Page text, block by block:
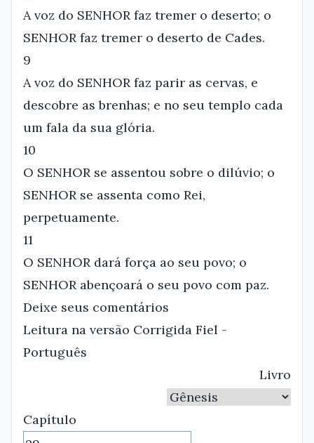
A voz do SENHOR faz tremer o deserto; o
SENHOR faz tremer o deserto de Cades.
9
A voz do SENHOR faz parir as cervas, e
descobre as brenhas; e no seu templo cada
um fala da sua glória.
10
O SENHOR se assentou sobre o dilúvio; o
SENHOR se assenta como Rei,
perpetuamente.
11
O SENHOR dará força ao seu povo; o
SENHOR abençoará o seu povo com paz.
Deixe seus comentários
Leitura na versão Corrigida Fiel -
Português
Livro
Capítulo